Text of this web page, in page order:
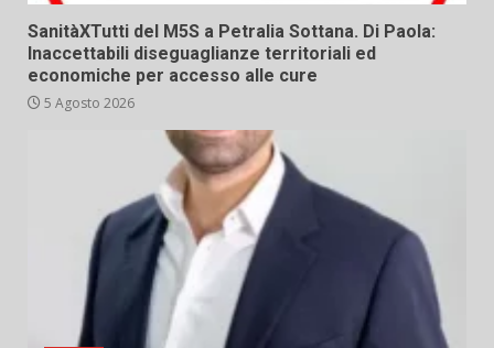
SanitàXTutti del M5S a Petralia Sottana. Di Paola:
Inaccettabili diseguaglianze territoriali ed
economiche per accesso alle cure
5 Agosto 2026